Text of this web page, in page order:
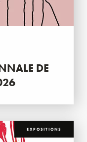
DE
EXPOSITIONS